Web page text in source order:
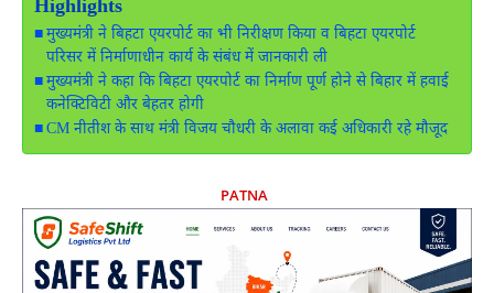
Highlights
मुख्यमंत्री ने बिहटा एयरपोर्ट का भी निरीक्षण किया व बिहटा एयरपोर्ट
परिसर में निर्माणाधीन कार्य के संबंध में जानकारी ली
मुख्यमंत्री ने कहा कि बिहटा एयरपोर्ट का निर्माण पूर्ण होने से बिहार में हवाई
कनेक्टिविटी और बेहतर होगी
CM नीतीश के साथ मंत्री विजय चौधरी के अलावा कई अधिकारी रहे मौजूद
PATNA